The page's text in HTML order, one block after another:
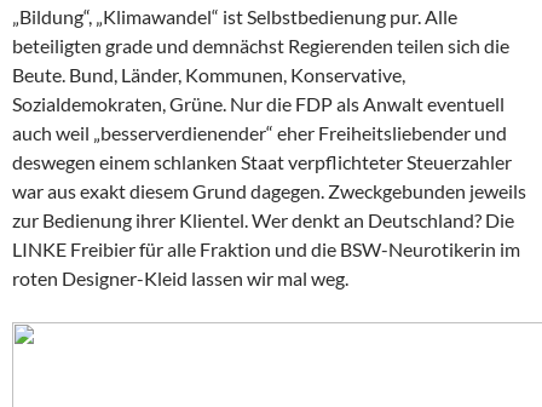
„Bildung“, „Klimawandel“ ist Selbstbedienung pur. Alle
beteiligten grade und demnächst Regierenden teilen sich die
Beute. Bund, Länder, Kommunen, Konservative,
Sozialdemokraten, Grüne. Nur die FDP als Anwalt eventuell
auch weil „besserverdienender“ eher Freiheitsliebender und
deswegen einem schlanken Staat verpflichteter Steuerzahler
war aus exakt diesem Grund dagegen. Zweckgebunden jeweils
zur Bedienung ihrer Klientel. Wer denkt an Deutschland? Die
LINKE Freibier für alle Fraktion und die BSW-Neurotikerin im
roten Designer-Kleid lassen wir mal weg.